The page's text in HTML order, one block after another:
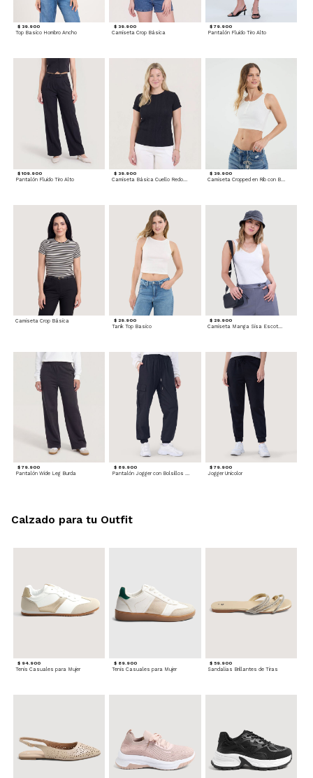
$ 39.900
Top Basico Hombro Ancho
$ 39.900
Camiseta Crop Básica
$ 79.900
Pantalón Fluido Tiro Alto
$ 109.900
Pantalón Fluido Tiro Alto
$ 39.900
Camiseta Básica Cuello Redondo
$ 39.900
Camiseta Cropped en Rib con Botones
Camiseta Crop Básica $ 29.900
Tank Top Basico
$ 29.900
Camiseta Manga Sisa Escotada
$ 79.900
Pantalón Wide Leg Burda
$ 89.900
Pantalón Jogger con Bolsillos Cargo
$ 79.900
Jogger Unicolor
$ 94.900
Tenis Casuales para Mujer
$ 89.900
Tenis Casuales para Mujer
$ 59.900
Sandalias Brillantes de Tiras
Calzado para tu Outfit